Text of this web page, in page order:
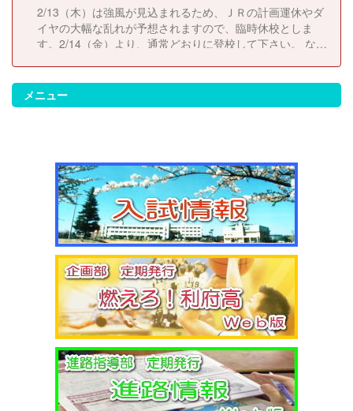
2/13（木）は強風が見込まれるため、ＪＲの計画運休やダ
イヤの大幅な乱れが予想されますので、臨時休校としま
す。2/14（金）より、通常どおりに登校して下さい。 な
2/18（火）考査４日目
メニュー